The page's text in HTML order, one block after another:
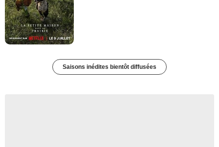
Saisons inédites bientôt diffusées